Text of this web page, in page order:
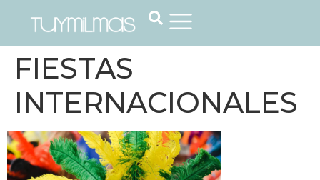
FIESTAS
INTERNACIONALES